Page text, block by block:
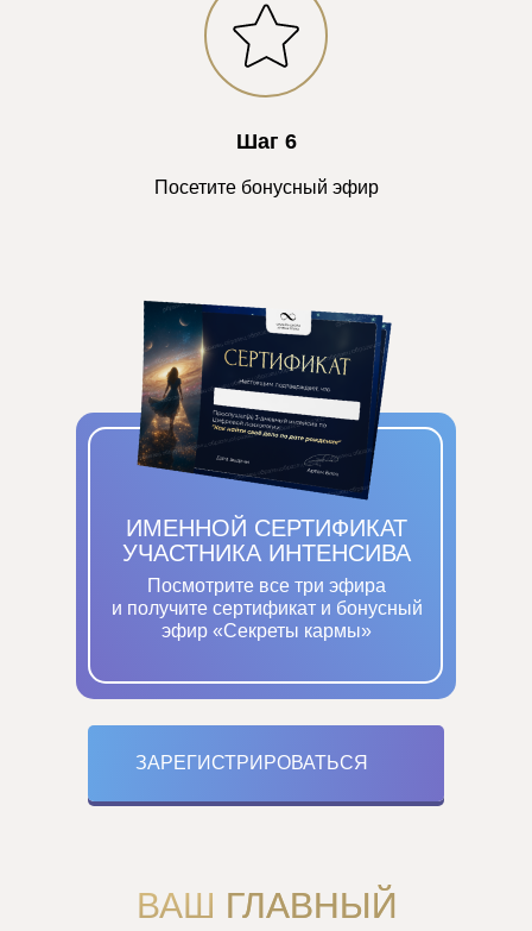
Шаг 6
Посетите бонусный эфир
Посмотрите все три эфира
и получите сертификат и бонусный
эфир «Секреты кармы»
ИМЕННОЙ СЕРТИФИКАТ
УЧАСТНИКА ИНТЕНСИВА
ЗАРЕГИСТРИРОВАТЬСЯ
ВАШ ГЛАВНЫЙ